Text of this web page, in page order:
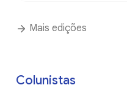
Mais edições
Colunistas